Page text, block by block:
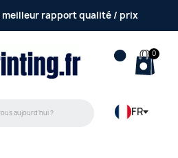
meilleur rapport qualité / prix
FR